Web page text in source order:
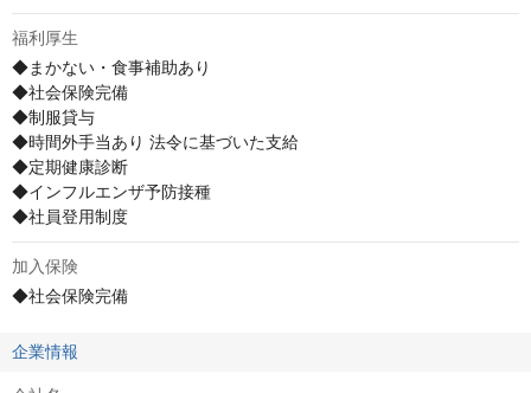
福利厚生
◆まかない・食事補助あり
◆社会保険完備
◆制服貸与
◆時間外手当あり 法令に基づいた支給
◆定期健康診断
◆インフルエンザ予防接種
◆社員登用制度
加入保険
◆社会保険完備
企業情報